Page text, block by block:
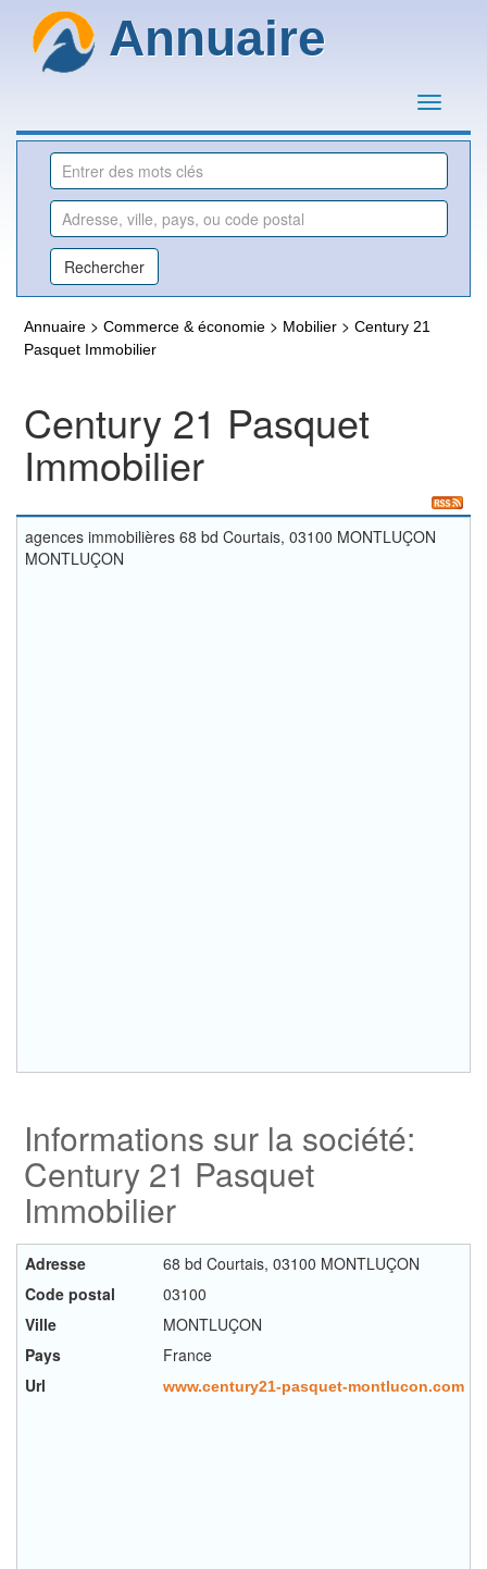
Annuaire
Annuaire > Commerce & économie > Mobilier > Century 21
Pasquet Immobilier
Century 21 Pasquet
Immobilier
agences immobilières 68 bd Courtais, 03100 MONTLUÇON
MONTLUÇON
Informations sur la société:
Century 21 Pasquet
Immobilier
Adresse
68 bd Courtais, 03100 MONTLUÇON
Code postal
03100
Ville
MONTLUÇON
Pays
France
Url
www.century21-pasquet-montlucon.com